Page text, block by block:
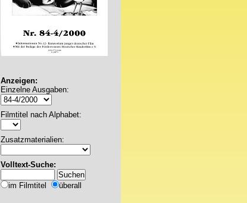
Anzeigen:
Einzelne Ausgaben:
Filmtitel nach Alphabet:
Zusatzmaterialien:
Volltext-Suche:
im Filmtitel überall